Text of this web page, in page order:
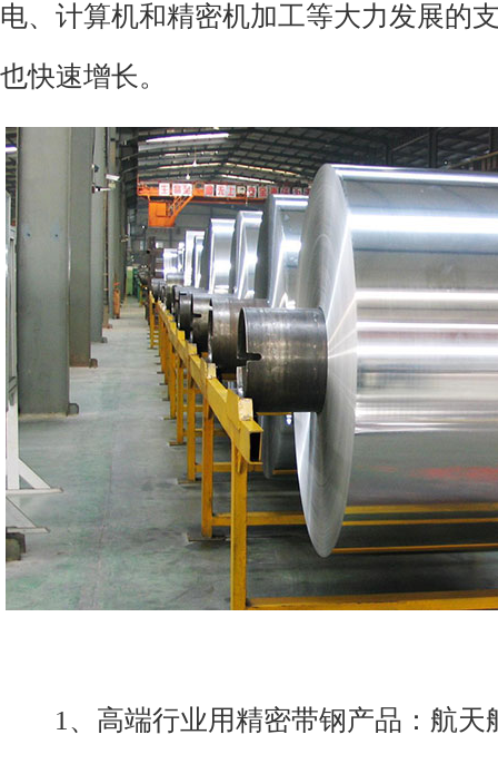
电、计算机和精密机加工等大力发展的
也快速增长。
1、高端行业用精密带钢产品：航天